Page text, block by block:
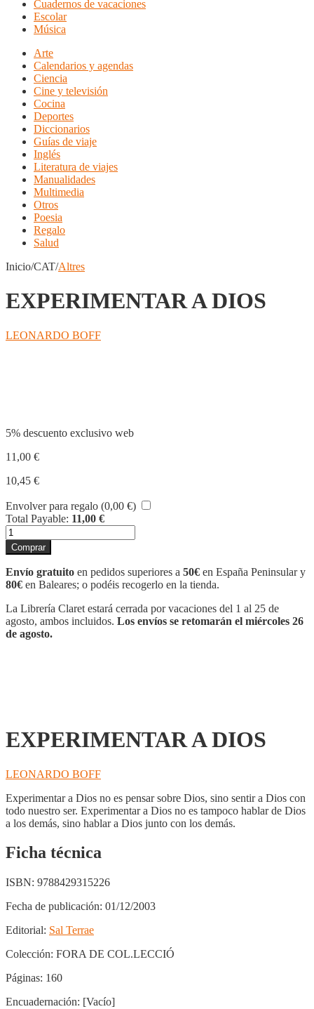
Cuadernos de vacaciones
Escolar
Música
Arte
Calendarios y agendas
Ciencia
Cine y televisión
Cocina
Deportes
Diccionarios
Guías de viaje
Inglés
Literatura de viajes
Manualidades
Multimedia
Otros
Poesia
Regalo
Salud
Inicio/CAT/Altres
EXPERIMENTAR A DIOS
LEONARDO BOFF
5% descuento exclusivo web
11,00 €
10,45 €
Envolver para regalo (0,00 €)
Total Payable: 11,00 €
EXPERIMENTAR
A
DIOS
cantidad
Comprar
Envío gratuito en pedidos superiores a 50€ en España Peninsular y
80€ en Baleares; o podéis recogerlo en la tienda.
La Librería Claret estará cerrada por vacaciones del 1 al 25 de
agosto, ambos incluidos. Los envíos se retomarán el miércoles 26
de agosto.
EXPERIMENTAR A DIOS
LEONARDO BOFF
Experimentar a Dios no es pensar sobre Dios, sino sentir a Dios con
todo nuestro ser. Experimentar a Dios no es tampoco hablar de Dios
a los demás, sino hablar a Dios junto con los demás.
Ficha técnica
ISBN: 9788429315226
Fecha de publicación: 01/12/2003
Editorial: Sal Terrae
Colección: FORA DE COL.LECCIÓ
Páginas: 160
Encuadernación: [Vacío]